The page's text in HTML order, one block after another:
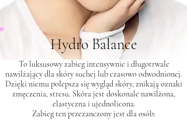
Hydro Balance
To luksusowy zabieg intensywnie i długotrwale
nawilżający dla skóry suchej lub czasowo odwodnionej.
Dzięki niemu polepsza się wygląd skóry, znikają oznaki
zmęczenia, stresu. Skóra jest doskonale nawilżona,
elastyczna i ujednolicona.
Zabieg ten przezanczony jest dla osób: